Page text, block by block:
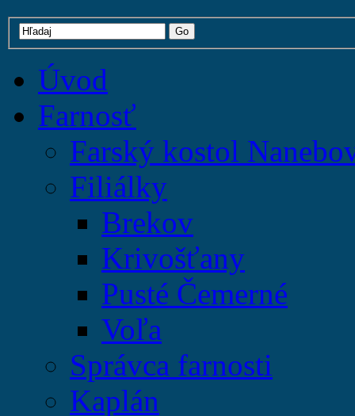
Úvod
Farnosť
Farský kostol
Filiálky
Brekov
Krivošťany
Pusté Čemerné
Voľa
Správca farnosti
Kaplán